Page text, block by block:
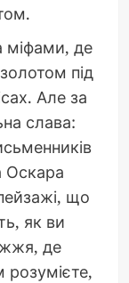
міфами, де
під
Але за
слава:
що
як ви
де
розумієте,